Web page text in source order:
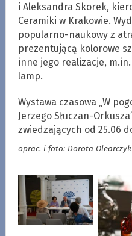
i Aleksandra Skorek,
Ceramiki w Krakowie.
popularno-naukowy z
prezentującą kolorowe
inne jego realizacje,
lamp.
Wystawa czasowa „W
Jerzego Słuczan-
zwiedzających od 25.06
oprac. i foto: Dorota Olearczyk